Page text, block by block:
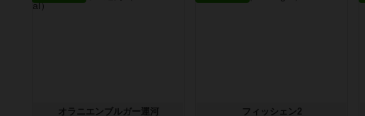
オラニエンブルガー運河 フィッシェン2